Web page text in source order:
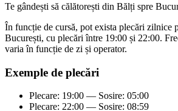
Te gândești să călătorești din Bălți spre
În funcție de cursă, pot exista plecări zilnice
București, cu plecări între 19:00 și 22:00.
varia în funcție de zi și operator.
Exemple de plecări
Plecare: 19:00 — Sosire: 05:00
Plecare: 22:00 — Sosire: 08:59